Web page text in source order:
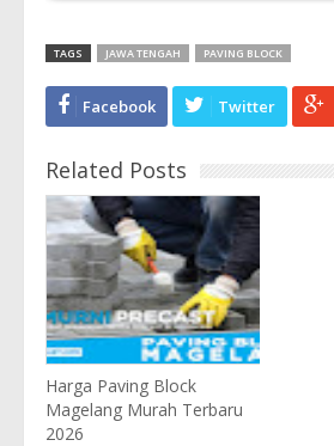
TAGS JAWA TENGAH PAVING BLOCK
Facebook Twitter
Related Posts
Harga Paving Block
Magelang Murah Terbaru
2026